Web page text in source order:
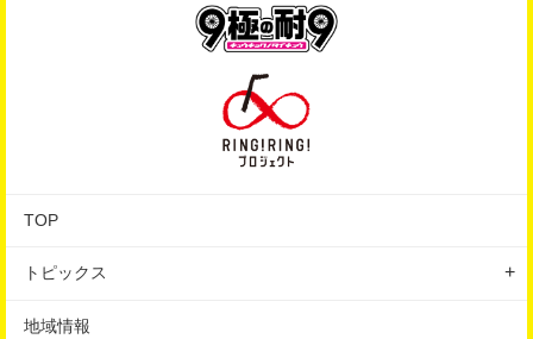
TOP
トピックス
地域情報
地域情報